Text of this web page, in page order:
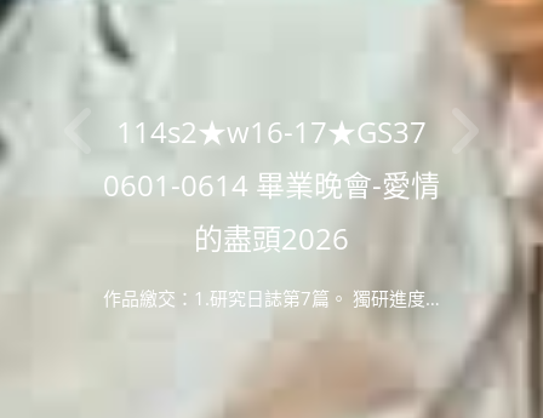
114s2★w16-17★GS37
0601-0614 畢業晚會-愛情
的盡頭2026
作品繳交：1.研究日誌第7篇。 獨研進度…